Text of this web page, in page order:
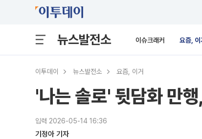
뉴스발전소 이슈크래커 요즘, 이
이투데이 뉴스발전소 요즘, 이거
'나는 솔로' 뒷담화 만
입력 2026-05-14 16:36
기정아 기자